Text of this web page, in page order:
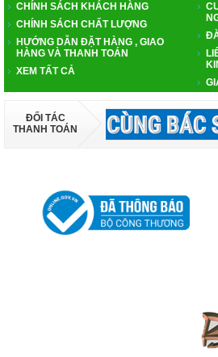
CHÍNH SÁCH KHÁCH HÀNG
CHÍNH SÁCH CHẤT LƯỢNG
HƯỚNG DẪN ĐẶT HÀNG , GIAO
HÀNG VÀ THANH TOÁN
XEM TẤT CẢ
ĐỐI TÁC
THANH TOÁN